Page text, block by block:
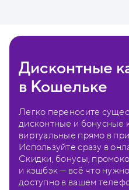
Дисконтные
в Кошельке
Легко переносите
дисконтные и бонусные
виртуальные прямо в
Используйте сразу в
Скидки, бонусы,
и кэшбэк — всё что
доступно в вашем